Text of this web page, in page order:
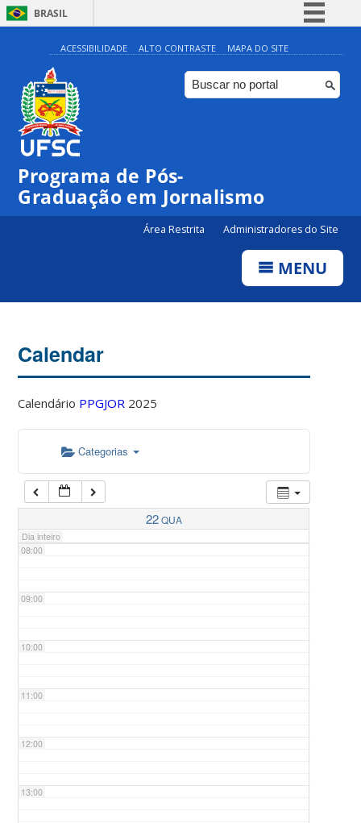
BRASIL
Simplifique!
Comunica BR
Participe
ACESSIBILIDADE ALTO CONTRASTE MAPA DO SITE
Programa de Pós-
Graduação em Jornalismo
Área Restrita Administradores do Site
MENU
Calendar
Calendário PPGJOR 2025
Categorias
22QUA
Dia inteiro
04:00
05:00
07:00
08:00
09:00
10:00
11:00
12:00
13:00